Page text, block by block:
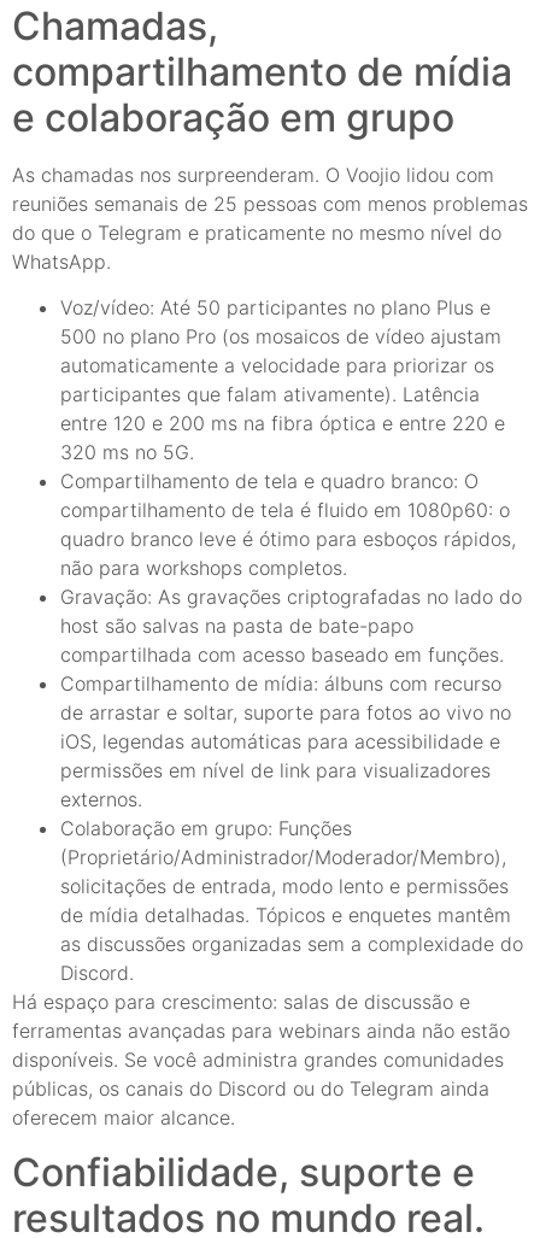
Chamadas,
compartilhamento de mídia
e colaboração em grupo
As chamadas nos surpreenderam. O Voojio lidou com
reuniões semanais de 25 pessoas com menos problemas
do que o Telegram e praticamente no mesmo nível do
WhatsApp.
Voz/vídeo: Até 50 participantes no plano Plus e
500 no plano Pro (os mosaicos de vídeo ajustam
automaticamente a velocidade para priorizar os
participantes que falam ativamente). Latência
entre 120 e 200 ms na fibra óptica e entre 220 e
320 ms no 5G.
Compartilhamento de tela e quadro branco: O
compartilhamento de tela é fluido em 1080p60: o
quadro branco leve é ótimo para esboços rápidos,
não para workshops completos.
Gravação: As gravações criptografadas no lado do
host são salvas na pasta de bate-papo
compartilhada com acesso baseado em funções.
Compartilhamento de mídia: álbuns com recurso
de arrastar e soltar, suporte para fotos ao vivo no
iOS, legendas automáticas para acessibilidade e
permissões em nível de link para visualizadores
externos.
Colaboração em grupo: Funções
(Proprietário/Administrador/Moderador/Membro),
solicitações de entrada, modo lento e permissões
de mídia detalhadas. Tópicos e enquetes mantêm
as discussões organizadas sem a complexidade do
Discord.
Há espaço para crescimento: salas de discussão e
ferramentas avançadas para webinars ainda não estão
disponíveis. Se você administra grandes comunidades
públicas, os canais do Discord ou do Telegram ainda
oferecem maior alcance.
Confiabilidade, suporte e
resultados no mundo real.